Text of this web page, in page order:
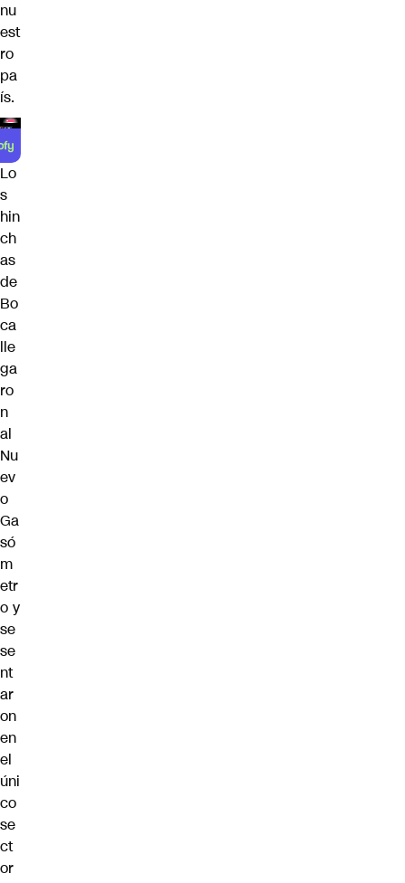
nu
est
ro
pa
ís.
Lo
s
hin
ch
as
de
Bo
ca
lle
ga
ro
n
al
Nu
ev
o
Ga
só
m
etr
o y
se
se
nt
ar
on
en
el
úni
co
se
ct
or